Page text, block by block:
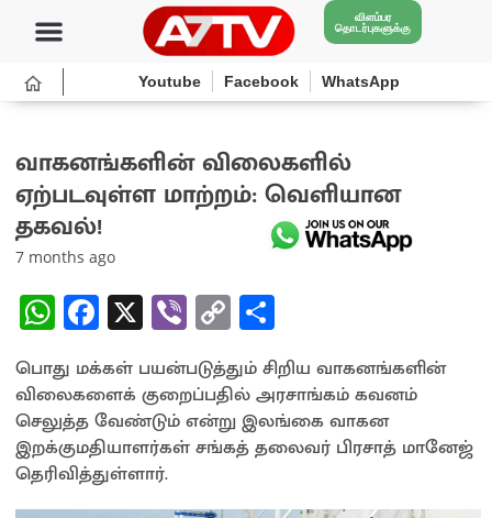
விளம்பர
தொடர்புகளுக்கு
Youtube Facebook WhatsApp
வாகனங்களின் விலைகளில்
ஏற்படவுள்ள மாற்றம்: வெளியான
தகவல்!
7 months ago
W
h
at
sA
p
p
Fa
ce
b
o
o
k
X Vi
b
er
C
o
py
Li
n
h
ar
e
பொது மக்கள் பயன்படுத்தும் சிறிய வாகனங்களின்
விலைகளைக் குறைப்பதில் அரசாங்கம் கவனம்
செலுத்த வேண்டும் என்று இலங்கை வாகன
இறக்குமதியாளர்கள் சங்கத் தலைவர் பிரசாத் மானேஜ்
தெரிவித்துள்ளார்.